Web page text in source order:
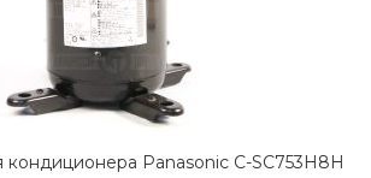
Panasonic C-SC753H8H